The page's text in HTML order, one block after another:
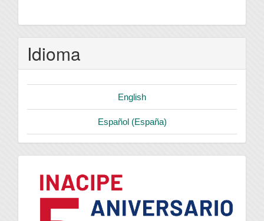
Idioma
English
Español (España)
logo